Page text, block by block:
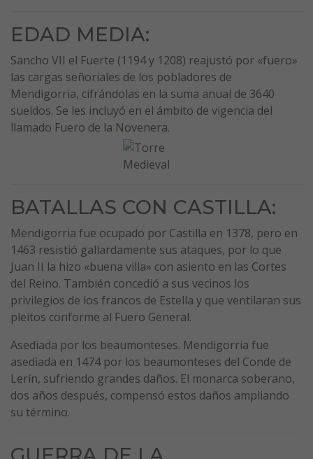
EDAD MEDIA:
Sancho VII el Fuerte (1194 y 1208) reajustó por «fuero»
las cargas señoriales de los pobladores de
Mendigorria, cifrándolas en la suma anual de 3640
sueldos. Se les incluyó en el ámbito de vigencia del
llamado Fuero de la Novenera.
BATALLAS CON CASTILLA:
Mendigorria fue ocupado por Castilla en 1378, pero en
1463 resistió gallardamente sus ataques, por lo que
Juan II la hizo «buena villa» con asiento en las Cortes
del Reino. También concedió a sus vecinos los
privilegios de los francos de Estella y que ventilaran sus
pleitos conforme al Fuero General.
Asediada por los beaumonteses. Mendigorria fue
asediada en 1474 por los beaumonteses del Conde de
Lerín, sufriendo grandes daños. El monarca soberano,
dos años después, compensó estos daños ampliando
su término.